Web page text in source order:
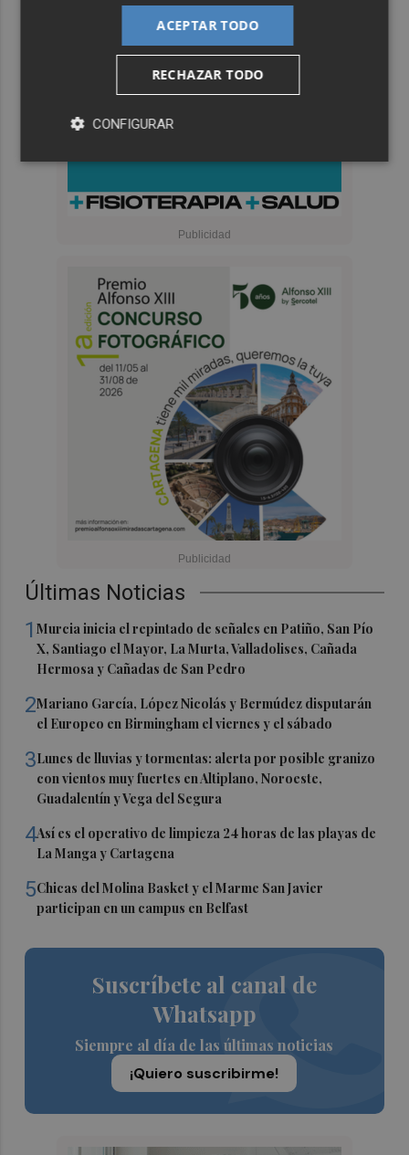
Últimas Noticias
1Murcia inicia el repintado de señales en Patiño, San Pío
X, Santiago el Mayor, La Murta, Valladolises, Cañada
Hermosa y Cañadas de San Pedro
2Mariano García, López Nicolás y Bermúdez disputarán
el Europeo en Birmingham el viernes y el sábado
3Lunes de lluvias y tormentas: alerta por posible granizo
con vientos muy fuertes en Altiplano, Noroeste,
Guadalentín y Vega del Segura
4Así es el operativo de limpieza 24 horas de las playas de
La Manga y Cartagena
5Chicas del Molina Basket y el Marme San Javier
participan en un campus en Belfast
Suscríbete al canal de
Whatsapp
Siempre al día de las últimas noticias
¡Quiero suscribirme!
ACEPTAR TODO
RECHAZAR TODO
CONFIGURAR